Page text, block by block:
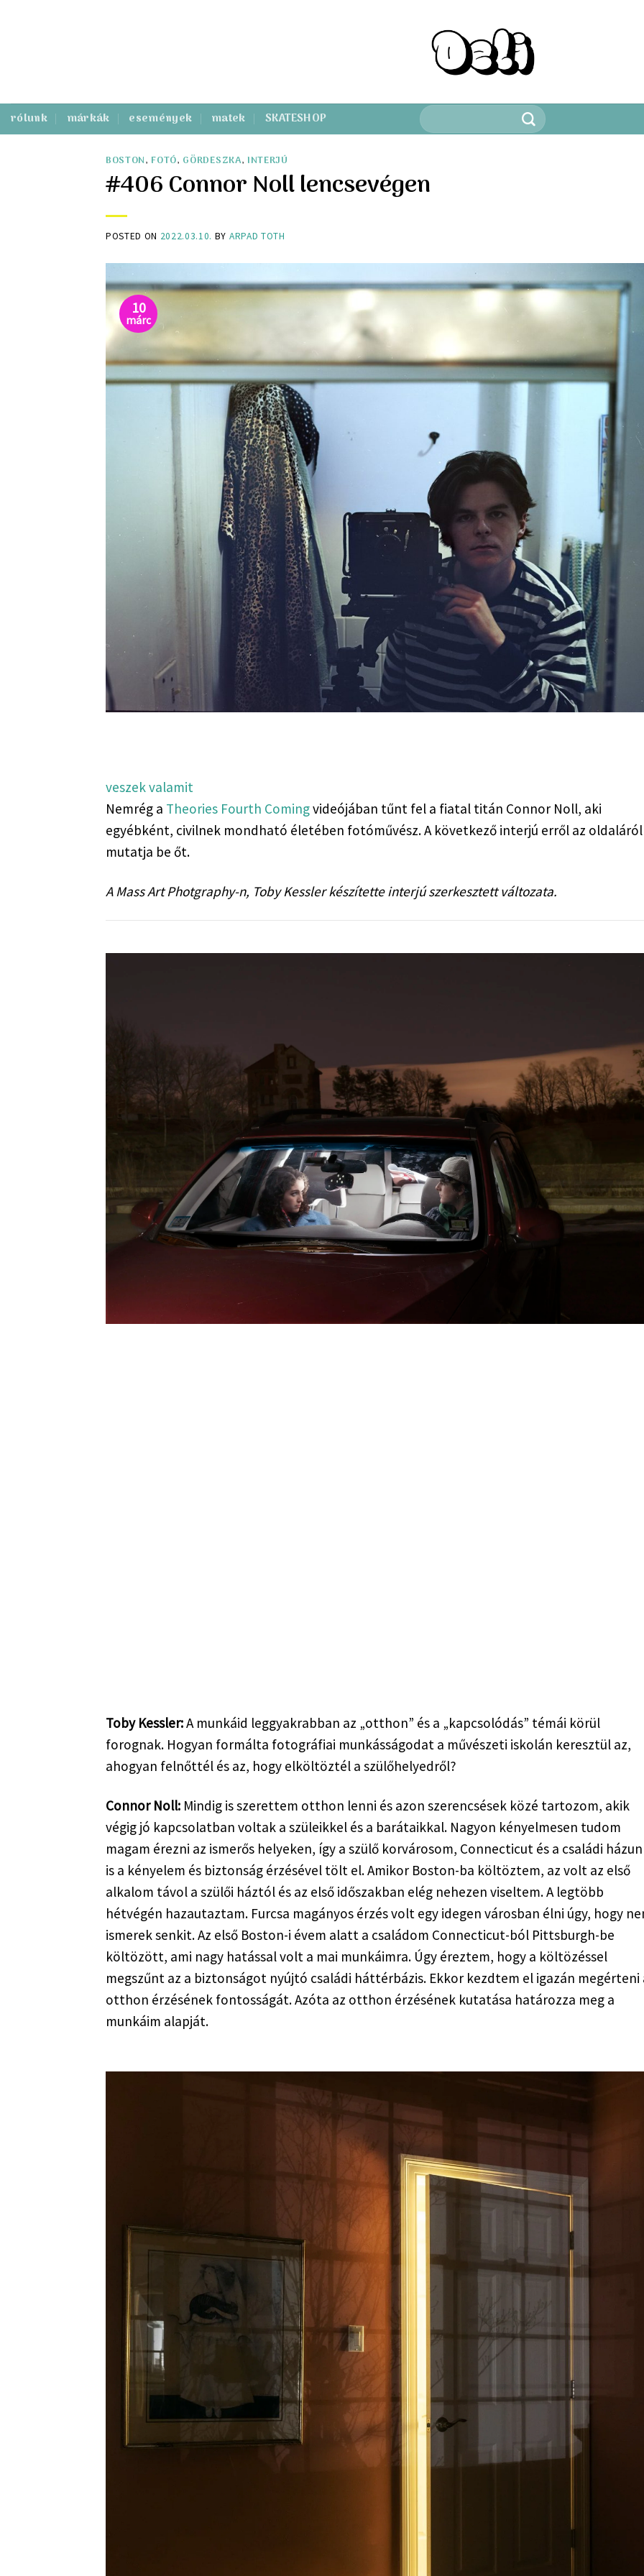
rólunk márkák események matek SKATESHOP
Keresés
a
BOSTON, FOTÓ, GÖRDESZKA, INTERJÚ
#406 Connor Noll lencsevégen
POSTED ON 2022.03.10. BY ARPAD TOTH
10
márc
veszek valamit
Nemrég a Theories Fourth Coming videójában tűnt fel a fiatal titán Connor Noll, aki
egyébként, civilnek mondható életében fotóművész. A következő interjú erről az oldaláról
mutatja be őt.
A Mass Art Photgraphy-n, Toby Kessler készítette interjú szerkesztett változata.
Toby Kessler: A munkáid leggyakrabban az „otthon” és a „kapcsolódás” témái körül
forognak. Hogyan formálta fotográfiai munkásságodat a művészeti iskolán keresztül az,
ahogyan felnőttél és az, hogy elköltöztél a szülőhelyedről?
Connor Noll: Mindig is szerettem otthon lenni és azon szerencsések közé tartozom, akik
végig jó kapcsolatban voltak a szüleikkel és a barátaikkal. Nagyon kényelmesen tudom
magam érezni az ismerős helyeken, így a szülő korvárosom, Connecticut és a családi
is a kényelem és biztonság érzésével tölt el. Amikor Boston-ba költöztem, az volt az első
alkalom távol a szülői háztól és az első időszakban elég nehezen viseltem. A legtöbb
hétvégén hazautaztam. Furcsa magányos érzés volt egy idegen városban élni úgy, hogy
ismerek senkit. Az első Boston-i évem alatt a családom Connecticut-ból Pittsburgh-be
költözött, ami nagy hatással volt a mai munkáimra. Úgy éreztem, hogy a költözéssel
megszűnt az a biztonságot nyújtó családi háttérbázis. Ekkor kezdtem el igazán megérteni
otthon érzésének fontosságát. Azóta az otthon érzésének kutatása határozza meg a
munkáim alapját.